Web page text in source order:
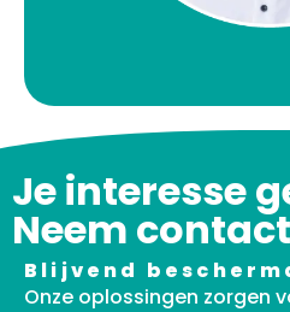
Je interesse
Neem
Blijvend
Onze oplossingen zorgen